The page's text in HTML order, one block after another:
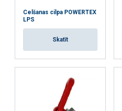
Celšanas cilpa POWERTEX
LPS
Skatīt